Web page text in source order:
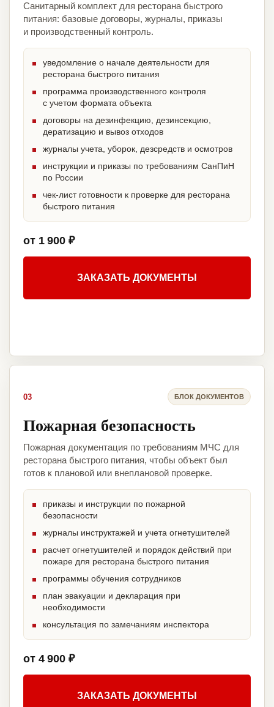
Санитарный комплект для ресторана быстрого
питания: базовые договоры, журналы, приказы
и производственный контроль.
уведомление о начале деятельности для
ресторана быстрого питания
программа производственного контроля
с учетом формата объекта
договоры на дезинфекцию, дезинсекцию,
дератизацию и вывоз отходов
журналы учета, уборок, дезсредств и осмотров
инструкции и приказы по требованиям СанПиН
по России
чек-лист готовности к проверке для ресторана
быстрого питания
от 1 900 ₽
ЗАКАЗАТЬ ДОКУМЕНТЫ
03 БЛОК ДОКУМЕНТОВ
Пожарная безопасность
Пожарная документация по требованиям МЧС для
ресторана быстрого питания, чтобы объект был
готов к плановой или внеплановой проверке.
приказы и инструкции по пожарной
безопасности
журналы инструктажей и учета огнетушителей
расчет огнетушителей и порядок действий при
пожаре для ресторана быстрого питания
программы обучения сотрудников
план эвакуации и декларация при
необходимости
консультация по замечаниям инспектора
от 4 900 ₽
ЗАКАЗАТЬ ДОКУМЕНТЫ